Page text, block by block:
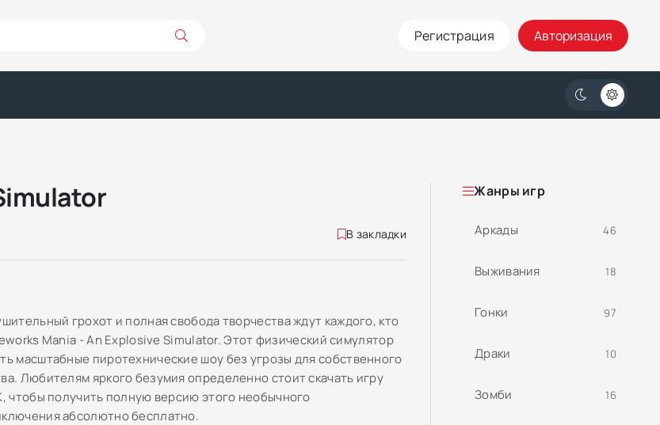
Регистрация Авторизация
В закладки
грохот и полная свобода творчества ждут каждого, кто
Mania - An Explosive Simulator. Этот физический симулятор
масштабные пиротехнические шоу без угрозы для собственного
Любителям яркого безумия определенно стоит скачать игру
чтобы получить полную версию этого необычного
абсолютно бесплатно.
Жанры игр
Аркады 46
Выживания 18
Гонки 97
Драки 10
Зомби 16